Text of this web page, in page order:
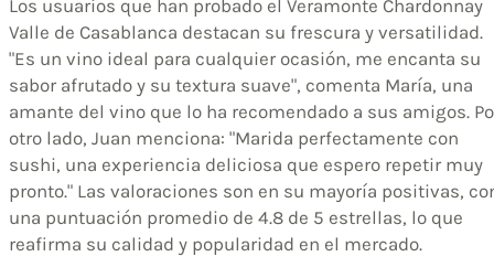
Los usuarios que han probado el Veramonte Chardonnay
Valle de Casablanca destacan su frescura y versatilidad.
"Es un vino ideal para cualquier ocasión, me encanta su
sabor afrutado y su textura suave", comenta María, una
amante del vino que lo ha recomendado a sus amigos.
otro lado, Juan menciona: "Marida perfectamente con
sushi, una experiencia deliciosa que espero repetir muy
pronto." Las valoraciones son en su mayoría positivas,
una puntuación promedio de 4.8 de 5 estrellas, lo que
reafirma su calidad y popularidad en el mercado.